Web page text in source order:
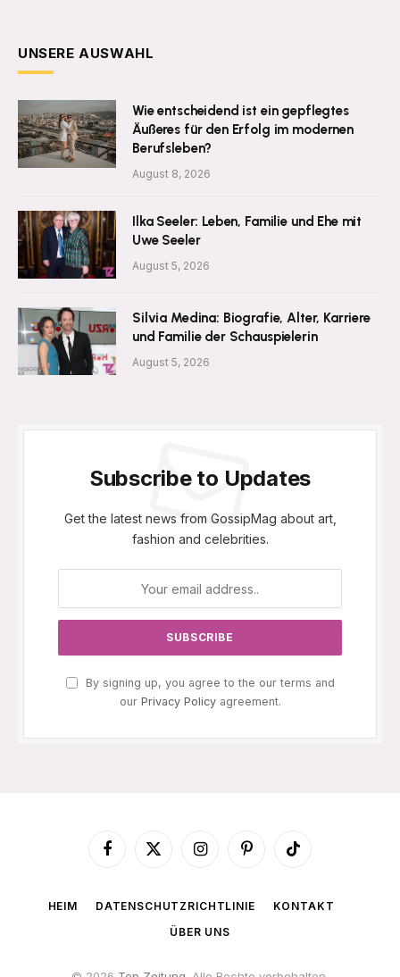
UNSERE AUSWAHL
Wie entscheidend ist ein gepflegtes
Äußeres für den Erfolg im modernen
Berufsleben?
August 8, 2026
Ilka Seeler: Leben, Familie und Ehe mit
Uwe Seeler
August 5, 2026
Silvia Medina: Biografie, Alter, Karriere
und Familie der Schauspielerin
August 5, 2026
Subscribe to Updates
Get the latest news from GossipMag about art,
fashion and celebrities.
By signing up, you agree to the our terms and
our Privacy Policyagreement.
Facebook
X
InstagramPinterestTikTok
HEIM DATENSCHUTZRICHTLINIE
KONTAKT
ÜBER UNS